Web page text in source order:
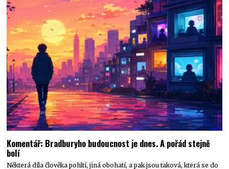
Komentář: Bradburyho budoucnost je dnes. A pořád stejně
bolí
Některá díla člověka pohltí, jiná obohatí, a pak jsou taková, která se do